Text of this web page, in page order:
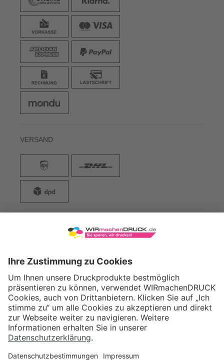
VERSAND
WIRmachenDRUCK GmbH
71522 Backnang
Tel.: +49 (0) 711 995 982 - 20
Fax: +49 (0) 711 995 982 - 21
SOCIAL MEDIA